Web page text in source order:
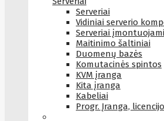
Serveriai
Vidiniai serverio
Serveriai
Maitinimo šaltiniai
Duomenų bazės
Komutacinės spintos
KVM įranga
Kita įranga
Kabeliai
Progr. Įranga,